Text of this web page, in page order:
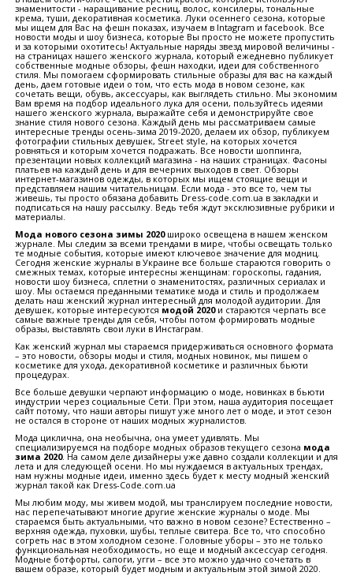
знаменитости - наращивание ресниц, волос, консилеры, тональные
крема, туши, декоративная косметика. Луки осеннего сезона, которые
мы ищем для Вас на фешн показах, изучаем в Intagram и facebook. Все
новости моды и шоу бизнеса, которые Вы просто не можете пропустить
и за которыми охотитесь! Актуальные наряды звезд мировой величины -
на страницах нашего женского журнала, который ежедневно публикует
собственные модные обзоры, фешн находки, идеи для собственного
стиля. Мы помогаем сформировать стильные образы для вас на каждый
день, даем готовые идеи о том, что есть мода в новом сезоне, как
сочетать вещи, обувь, аксессуары, как выглядеть стильно. Мы экономим
Вам время на подбор идеального лука для осени, пользуйтесь идеями
нашего женского журнала, выражайте себя и демонстрируйте свое
знание стиля нового сезона. Каждый день мы рассматриваем самые
интересные тренды осень-зима 2019-2020, делаем их обзор, публикуем
фотографии стильных девушек, Street style, на которых хочется
ровняться и которым хочется подражать. Все новости шоппинга,
презентации новых коллекций магазина - на наших страницах. Фасоны
платьев на каждый день и для вечерних выходов в свет. Обзоры
интернет-магазинов одежды, в которых мы ищем стоящие вещи и
представляем нашим читательницам. Если мода - это все то, чем ты
живешь, ты просто обязана добавить Dress-code.com.ua в закладки и
подписаться на нашу рассылку. Ведь тебя ждут эксклюзивные рубрики и
материалы.
Мода нового сезона зимы 2020широко освещена в нашем женском
журнале. Мы следим за всеми трендами в мире, чтобы освещать только
те модные события, которые имеют ключевое значение для модниц.
Сегодня женские журналы в Украине все больше стараются говорить о
смежных темах, которые интересны женщинам: гороскопы, гадания,
новости шоу бизнеса, сплетни о знаменитостях, различных сериалах и
шоу. Мы остаемся преданными тематике мода и стиль и продолжаем
делать наш женский журнал интересный для молодой аудитории. Для
девушек, которые интересуются модой 2020и стараются черпать все
самые важные тренды для себя, чтобы потом формировать модные
образы, выставлять свои луки в Инстаграм.
Как женский журнал мы стараемся придерживаться основного формата
– это новости, обзоры моды и стиля, модных новинок, мы пишем о
косметике для ухода, декоративной косметике и различных бьюти
процедурах.
Все больше девушки черпают информацию о моде, новинках в бьюти
индустрии через социальные Сети. При этом, наша аудитория посещает
сайт потому, что наши авторы пишут уже много лет о моде, и этот сезон
не остался в стороне от наших модных журналистов.
Мода циклична, она необычна, она умеет удивлять. Мы
специализируемся на подборе модных образов текущего сезона мода
зима 2020. На самом деле дизайнеры уже давно создали коллекции и для
лета и для следующей осени. Но мы нуждаемся в актуальных трендах,
нам нужны модные идеи, именно здесь будет к месту модный женский
журнал такой как Dress-Code.com.ua
Мы любим моду, мы живем модой, мы транслируем последние новости,
нас перепечатывают многие другие женские журналы о моде. Мы
стараемся быть актуальными, что важно в новом сезоне? Естественно –
верхняя одежда, пуховки, шубы, теплые свитера. Все то, что способно
согреть нас в этом холодном сезоне. Головные уборы – это не только
функциональная необходимость, но еще и модный аксессуар сегодня.
Модные ботфорты, сапоги, угги – все это можно удачно сочетать в
вашем образе, который будет модным и актуальным этой зимой 2020.